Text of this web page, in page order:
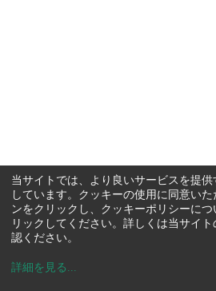
当サイトでは、より良いサービスを提
しています。クッキーの使用に同意い
ンをクリックし、クッキーポリシーに
リックしてください。詳しくは当サイト
認ください。
詳細を見る ...